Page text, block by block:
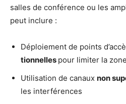
salles de confé­rence ou les
peut inclure :
Déploie­ment de points
tion­nelles pour limi­ter la
Uti­li­sa­tion de canaux non
les interférences